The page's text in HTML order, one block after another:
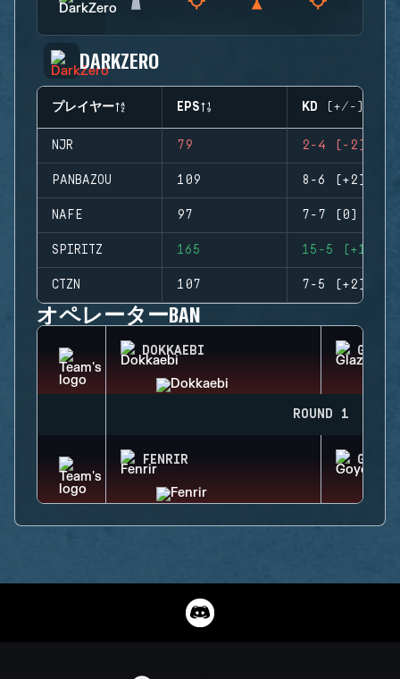
DARKZERO
プレイヤー EPS KD (+/-)
NJR 79 2-4 (-2)
PANBAZOU 109 8-6 (+2)
NAFE 97 7-7 (0)
SPIRITZ 165 15-5 (+10)
CTZN 107 7-5 (+2)
オペレーターBAN
DOKKAEBI GLAZ
ROUND 1
FENRIR GOYO